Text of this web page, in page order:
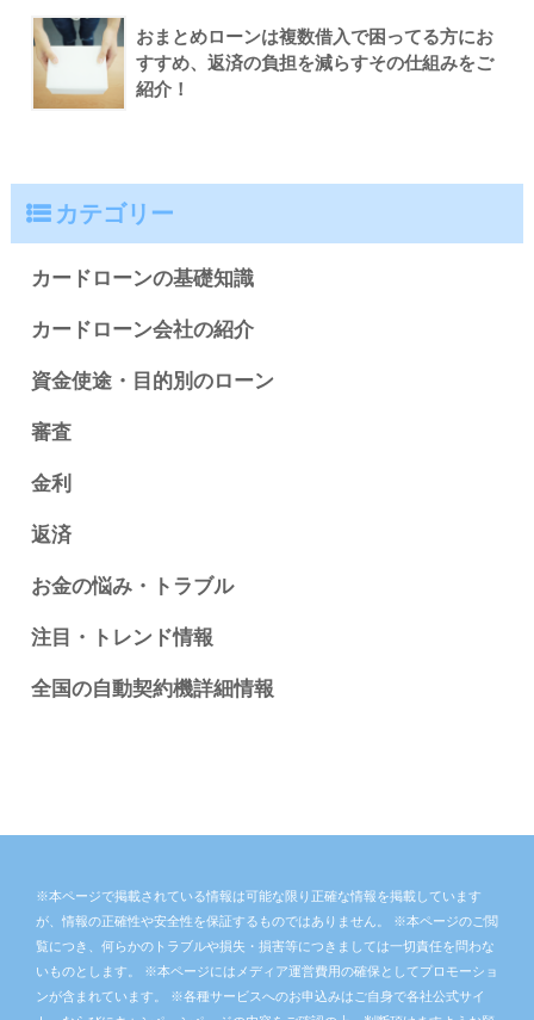
おまとめローンは複数借入で困ってる方にお
すすめ、返済の負担を減らすその仕組みをご
紹介！
カテゴリー
カードローンの基礎知識
カードローン会社の紹介
資金使途・目的別のローン
審査
金利
返済
お金の悩み・トラブル
注目・トレンド情報
全国の自動契約機詳細情報
※本ページで掲載されている情報は可能な限り正確な情報を掲載しています
が、情報の正確性や安全性を保証するものではありません。 ※本ページのご閲
覧につき、何らかのトラブルや損失・損害等につきましては一切責任を問わな
いものとします。 ※本ページにはメディア運営費用の確保としてプロモーショ
ンが含まれています。 ※各種サービスへのお申込みはご自身で各社公式サイ